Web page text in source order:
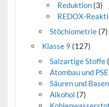
Reduktion (3)
REDOX-
Stöchiometrie (7)
Klasse 9 (127)
Salzartige Stoffe
Atombau und PSE
Säuren und Basen
Alkohol (7)